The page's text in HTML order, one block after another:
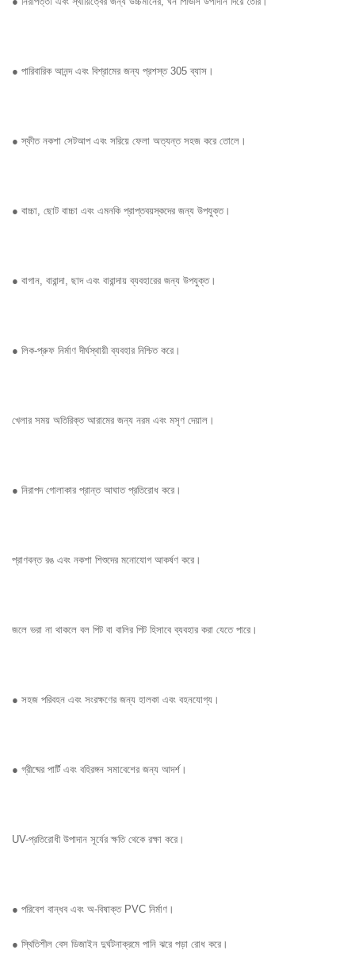
● পারিবারিক আনন্দ এবং বিশ্রামের জন্য প্রশস্ত 305 ব্যাস।
● স্ফীত নকশা সেটআপ এবং সরিয়ে ফেলা অত্যন্ত সহজ করে তোলে।
● বাচ্চা, ছোট বাচ্চা এবং এমনকি প্রাপ্তবয়স্কদের জন্য উপযুক্ত।
● বাগান, বারান্দা, ছাদ এবং বারান্দায় ব্যবহারের জন্য উপযুক্ত।
● লিক-প্রুফ নির্মাণ দীর্ঘস্থায়ী ব্যবহার নিশ্চিত করে।
খেলার সময় অতিরিক্ত আরামের জন্য নরম এবং মসৃণ দেয়াল।
● নিরাপদ গোলাকার প্রান্ত আঘাত প্রতিরোধ করে।
প্রাণবন্ত রঙ এবং নকশা শিশুদের মনোযোগ আকর্ষণ করে।
জলে ভরা না থাকলে বল পিট বা বালির পিট হিসাবে ব্যবহার করা যেতে পারে।
● সহজ পরিবহন এবং সংরক্ষণের জন্য হালকা এবং বহনযোগ্য।
● গ্রীষ্মের পার্টি এবং বহিরঙ্গন সমাবেশের জন্য আদর্শ।
UV-প্রতিরোধী উপাদান সূর্যের ক্ষতি থেকে রক্ষা করে।
● পরিবেশ বান্ধব এবং অ-বিষাক্ত PVC নির্মাণ।
● স্থিতিশীল বেস ডিজাইন দুর্ঘটনাক্রমে পানি ঝরে পড়া রোধ করে।